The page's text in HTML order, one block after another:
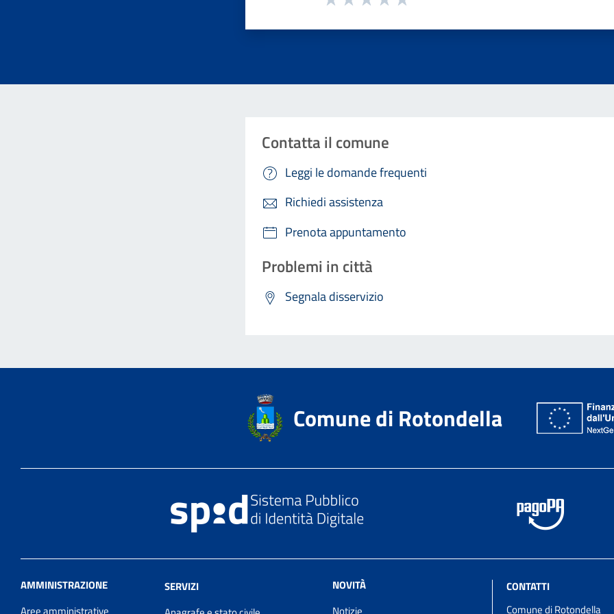
Contatta il comune
Leggi le domande frequenti
Richiedi assistenza
Prenota appuntamento
Problemi in città
Segnala disservizio
Comune di Rotondella
AMMINISTRAZIONE
Aree amministrative
SERVIZI
NOVITÀ
Notizie
CONTATTI
Comune di Rotondella